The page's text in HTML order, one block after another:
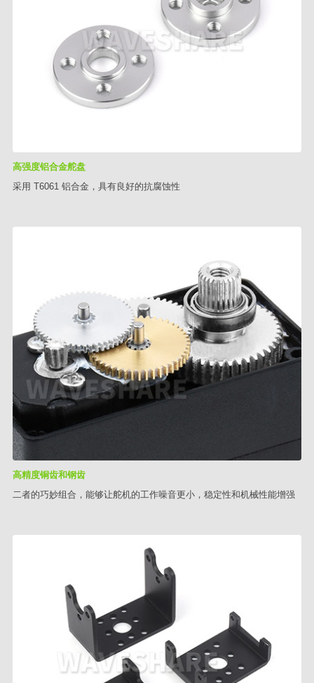
高强度铝合金舵盘
采用 T6061 铝合金，具有良好的抗腐蚀性
高精度铜齿和钢齿
二者的巧妙组合，能够让舵机的工作噪音更小，稳定性和机械性能增强